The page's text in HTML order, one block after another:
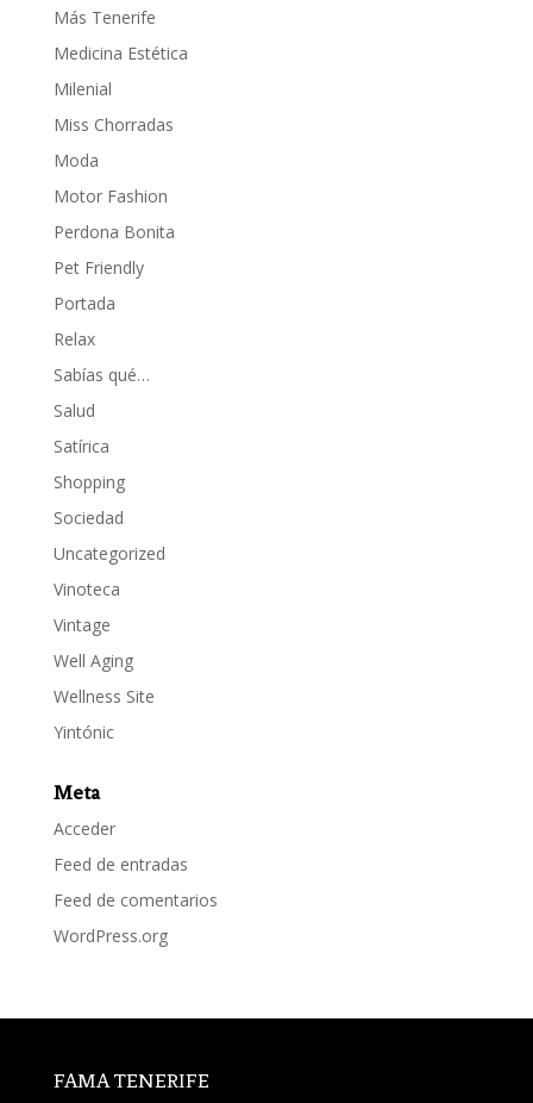
Más Tenerife
Medicina Estética
Milenial
Miss Chorradas
Moda
Motor Fashion
Perdona Bonita
Pet Friendly
Portada
Relax
Sabías qué…
Salud
Satírica
Shopping
Sociedad
Uncategorized
Vinoteca
Vintage
Well Aging
Wellness Site
Yintónic
Meta
Acceder
Feed de entradas
Feed de comentarios
WordPress.org
FAMA TENERIFE